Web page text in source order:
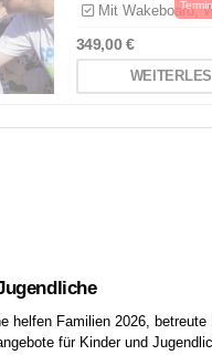
Mit Wakeboard,
349,00€
helfen Familien 2026,
für Kinder und